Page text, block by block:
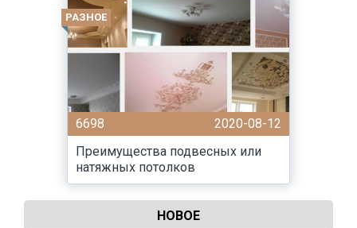
РАЗНОЕ
6698
2020-08-12
Преимущества подвесных или
натяжных потолков
НОВОЕ